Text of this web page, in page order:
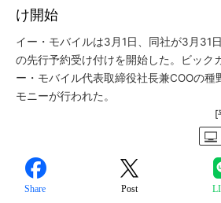
け開始
イー・モバイルは3月1日、同社が3月31
の先行予約受け付けを開始した。ビック
ー・モバイル代表取締役社長兼COOの種
モニーが行われた。
[
Share Post